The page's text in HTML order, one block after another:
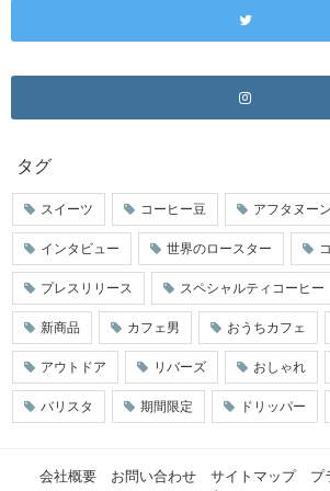
タグ
スイーツ コーヒー豆 アフタヌー
インタビュー 世界のロースター
プレスリリース スペシャルティコーヒー
新商品 カフェ男 おうちカフェ
アウトドア リバーズ おしゃれ
バリスタ 期間限定 ドリッパー
会社概要 お問い合わせ サイトマップ
プ